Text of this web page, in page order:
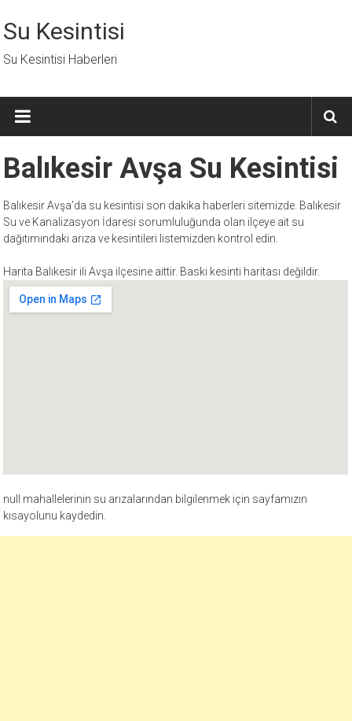
geç
Su Kesintisi
Su Kesintisi Haberleri
Balıkesir Avşa Su Kesintisi
Balıkesir Avşa’da su kesintisi son dakika haberleri sitemizde. Balıkesir
Su ve Kanalizasyon İdaresi sorumluluğunda olan ilçeye ait su
dağıtımındaki arıza ve kesintileri listemizden kontrol edin.
Harita Balıkesir ili Avşa ilçesine aittir. Baski kesinti haritası değildir.
null mahallelerinin su arızalarından bilgilenmek için sayfamızın
kısayolunu kaydedin.